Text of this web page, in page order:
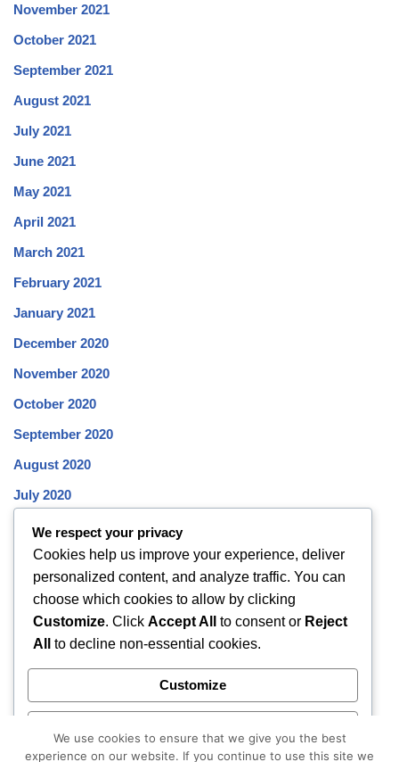
November 2021
October 2021
September 2021
August 2021
July 2021
June 2021
May 2021
April 2021
March 2021
February 2021
January 2021
December 2020
November 2020
October 2020
September 2020
August 2020
July 2020
June 2020
May 2020
April 2020
March 2020
February 2020
December 2019
November 2019
We respect your privacy
Cookies help us improve your experience, deliver
personalized content, and analyze traffic. You can
choose which cookies to allow by clicking
Customize. Click Accept All to consent or Reject
All
to decline non-essential cookies.
Customize
We use cookies to ensure that we give you the best
experience on our website. If you continue to use this site we